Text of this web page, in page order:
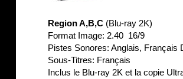
Region A,B,C (Blu-ray 2K)
Format Image: 2.40 16/9
Pistes Sonores: Anglais, Français
Sous-Titres: Français
Inclus le Blu-ray 2K et la copie